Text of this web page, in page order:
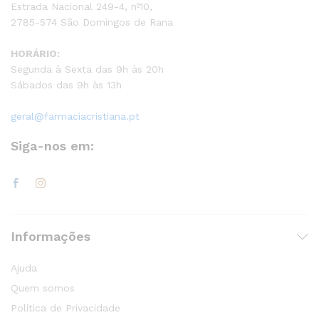
Estrada Nacional 249-4, nº10,
2785-574 São Domingos de Rana
HORÁRIO:
Segunda à Sexta das 9h às 20h
Sábados das 9h às 13h
geral@farmaciacristiana.pt
Siga-nos em:
Informações
Ajuda
Quem somos
Política de Privacidade